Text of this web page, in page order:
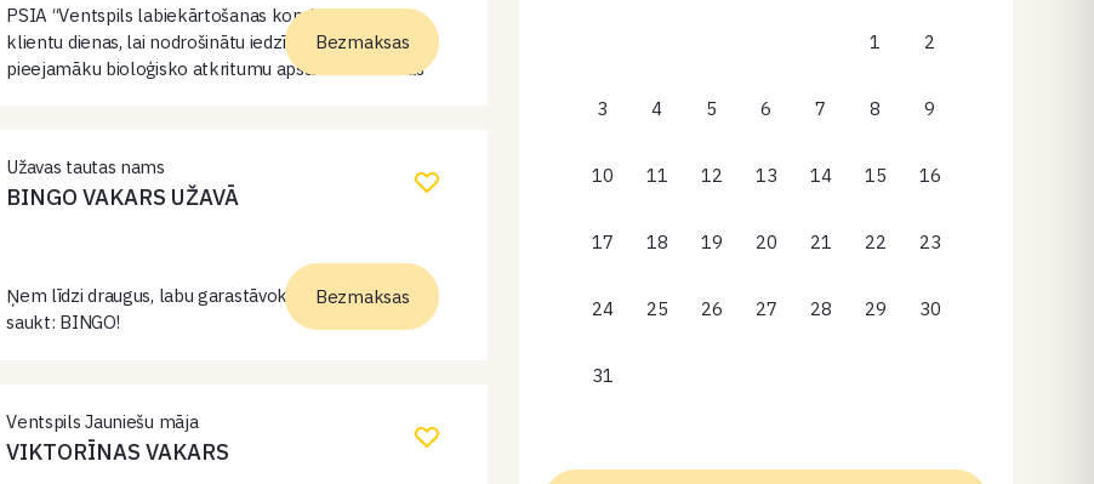
PSIA “Ventspils labiekārtošanas kombināts” rīko
klientu dienas, lai nodrošinātu iedzīvotājiem ērtāku un
pieejamāku bioloģisko atkritumu apsaimniekošanas
Bezmaksas
Užavas tautas nams
BINGO VAKARS UŽAVĀ
Ņem līdzi draugus, labu garastāvokli un gatavojies
saukt: BINGO!
Bezmaksas
Ventspils Jauniešu māja
VIKTORĪNAS VAKARS
1 2
3 4 5 6 7 8 9
10 11 12 13 14 15 16
17 18 19 20 21 22 23
24 25 26 27 28 29 30
31